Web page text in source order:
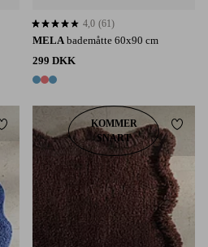
MELA bademåtte 60x90 cm
299 DKK
3 farver
4,0 baseret på 61 bedømmelser
4,0 (61)
Tilføj til favoritterKOMMER
SNART
Tilføj
60X90 80X120